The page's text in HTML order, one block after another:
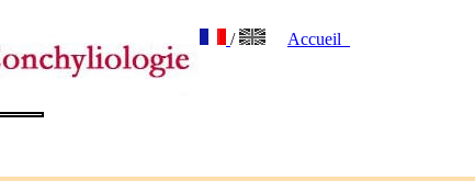
/ Accueil